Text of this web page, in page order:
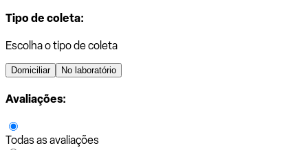
Tipo de coleta:
Escolha o tipo de coleta
Domiciliar No laboratório
Avaliações:
Todas as avaliações